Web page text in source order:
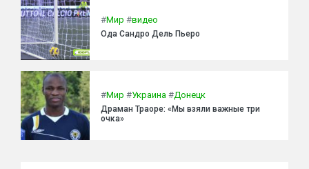
#Мир #видео
Ода Сандро Дель Пьеро
#Мир #Украина #Донецк
Драман Траоре: «Мы взяли важные три
очка»